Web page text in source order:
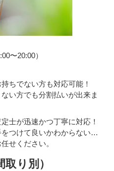
〜20:00）
ちでない方も対応可能！
い方でも分割払いが出来ま
士が迅速かつ丁寧に対応！
つけて良いかわからない…
せください。
り別）